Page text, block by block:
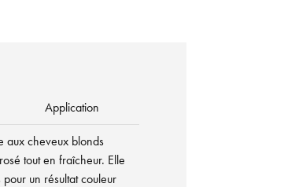
Application
aux cheveux blonds
tout en fraîcheur. Elle
un résultat couleur